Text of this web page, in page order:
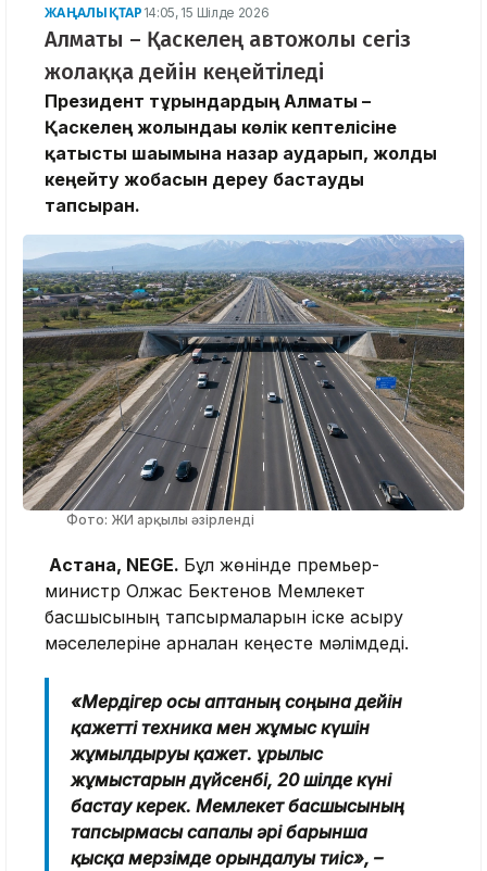
ЖАҢАЛЫҚТАР 14:05, 15 Шілде 2026
Алматы – Қаскелең автожолы сегіз
жолаққа дейін кеңейтіледі
Президент тұрғындардың Алматы –
Қаскелең жолындағы көлік кептелісіне
қатысты шағымына назар аударып, жолды
кеңейту жобасын дереу бастауды
тапсырған.
Фото: ЖИ арқылы әзірленді
Астана, NEGE. Бұл жөнінде премьер-
министр Олжас Бектенов Мемлекет
басшысының тапсырмаларын іске асыру
мәселелеріне арналған кеңесте мәлімдеді.
«Мердігер осы аптаның соңына дейін
қажетті техника мен жұмыс күшін
жұмылдыруы қажет. Құрылыс
жұмыстарын дүйсенбі, 20 шілде күні
бастау керек. Мемлекет басшысының
тапсырмасы сапалы әрі барынша
қысқа мерзімде орындалуы тиіс», –